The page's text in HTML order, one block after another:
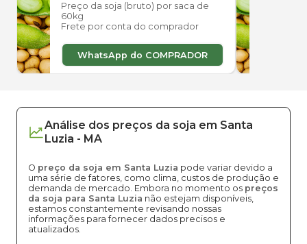
Preço da soja (bruto) por saca de
60kg
Frete por conta do comprador
WhatsApp do COMPRADOR
Análise dos preços da soja em Santa
Luzia - MA
O preço da soja em Santa Luzia pode variar devido a
uma série de fatores, como clima, custos de produção e
demanda de mercado. Embora no momento os preços
da soja para Santa Luzia não estejam disponíveis,
estamos constantemente revisando nossas
informações para fornecer dados precisos e
atualizados.